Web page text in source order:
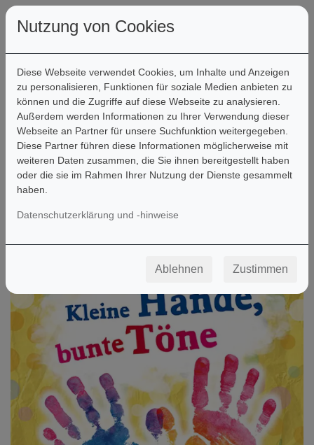
Nutzung von Cookies
Diese Webseite verwendet Cookies, um Inhalte und Anzeigen
zu personalisieren, Funktionen für soziale Medien anbieten zu
können und die Zugriffe auf diese Webseite zu analysieren.
Außerdem werden Informationen zu Ihrer Verwendung dieser
Webseite an Partner für unsere Suchfunktion weitergegeben.
Diese Partner führen diese Informationen möglicherweise mit
weiteren Daten zusammen, die Sie ihnen bereitgestellt haben
oder die sie im Rahmen Ihrer Nutzung der Dienste gesammelt
haben.
Datenschutzerklärung und -hinweise
Ablehnen Zustimmen
Filter